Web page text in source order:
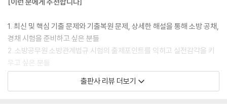
약점 보완 해설집[책 속의 책]
1. 최신 및 핵심 기출 문제와 기출복원 문제, 상세한 해설을 통해 소방 공채,
경채 시험을 준비하고 싶은 분들
2. 소방공무원 소방관계법규 시험의 출제포인트를 익히고 실전감각을 키
우고 싶은 분들
[해커스 교재만의 특장점]
출판사 리뷰 더보기